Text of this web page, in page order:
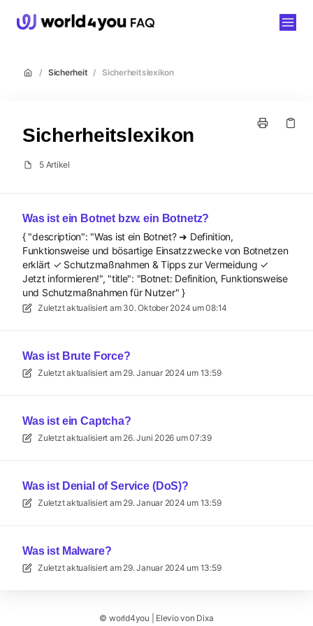
/ Sicherheit / Sicherheitslexikon
Sicherheitslexikon
5 Artikel
Was ist ein Botnet bzw. ein Botnetz?
{ "description": "Was ist ein Botnet? ➜ Definition,
Funktionsweise und bösartige Einsatzzwecke von Botnetzen
erklärt ✓ Schutzmaßnahmen & Tipps zur Vermeidung ✓
Jetzt informieren!", "title": "Botnet: Definition, Funktionsweise
und Schutzmaßnahmen für Nutzer" }
Zuletzt aktualisiert am 30. Oktober 2024 um 08:14
Was ist Brute Force?
Zuletzt aktualisiert am 29. Januar 2024 um 13:59
Was ist ein Captcha?
Zuletzt aktualisiert am 26. Juni 2026 um 07:39
Was ist Denial of Service (DoS)?
Zuletzt aktualisiert am 29. Januar 2024 um 13:59
Was ist Malware?
Zuletzt aktualisiert am 29. Januar 2024 um 13:59
© world4you Elevio von Dixa